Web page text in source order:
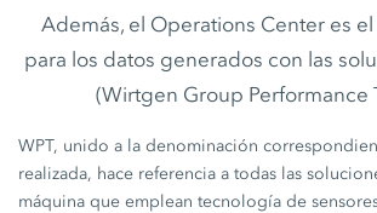
centralizada para todas las soluciones
preparado para el futuro que siempre
vanguardia de la tecnología, le
seguir siendo competitivo en su
plazo.
Además, el Operations Center es
para los datos generados con las
(Wirtgen Group Performance
WPT, unido a la denominación
realizada, hace referencia a todas las
máquina que emplean tecnología de